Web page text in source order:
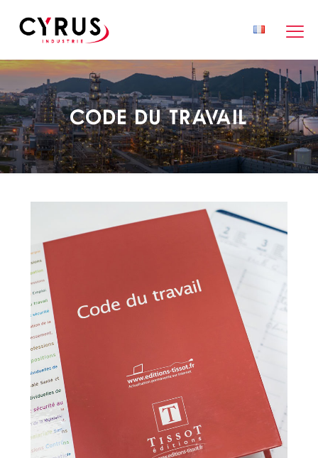
Code du travail